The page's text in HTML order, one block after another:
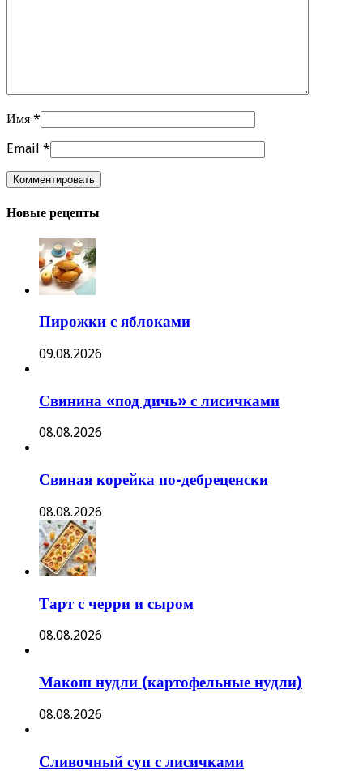
Имя *
Email *
Новые рецепты
Пирожки с яблоками
09.08.2026
Свинина «под дичь» с лисичками
08.08.2026
Свиная корейка по-дебреценски
08.08.2026
Тарт с черри и сыром
08.08.2026
Макош нудли (картофельные нудли)
08.08.2026
Сливочный суп с лисичками